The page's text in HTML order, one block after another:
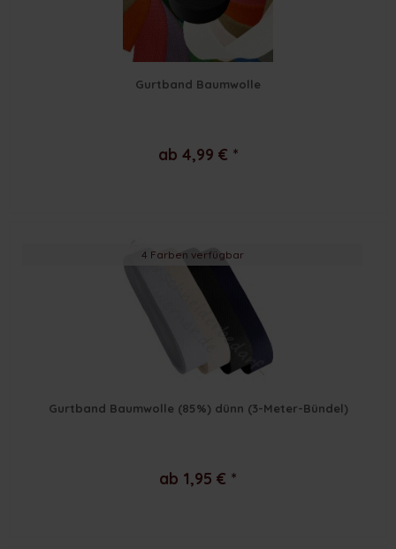
Gurtband Baumwolle
ab 4,99 € *
4 Farben verfügbar
Gurtband Baumwolle (85%) dünn (3-Meter-Bündel)
ab 1,95 € *